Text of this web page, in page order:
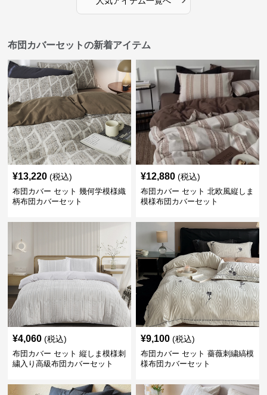
布団カバーセットの新着アイテム
¥13,220 (税込)
布団カバー セット 幾何学模様織
柄布団カバーセット
¥12,880 (税込)
布団カバー セット 北欧風縦しま
模様布団カバーセット
¥4,060 (税込)
布団カバー セット 縦しま模様刺
繍入り高級布団カバーセット
¥9,100 (税込)
布団カバー セット 薔薇刺繍縞模
様布団カバーセット